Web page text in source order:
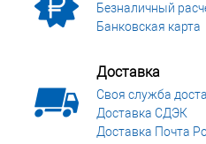
Безналичный
Банковская карта
Доставка
Своя служба
Доставка СДЭК
Доставка Почта